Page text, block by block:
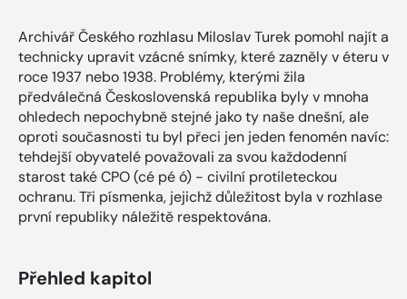
Archivář Českého rozhlasu Miloslav Turek pomohl najít a
technicky upravit vzácné snímky, které zazněly v éteru v
roce 1937 nebo 1938. Problémy, kterými žila
předválečná Československá republika byly v mnoha
ohledech nepochybně stejné jako ty naše dnešní, ale
oproti současnosti tu byl přeci jen jeden fenomén navíc:
tehdejší obyvatelé považovali za svou každodenní
starost také CPO (cé pé ó) - civilní protileteckou
ochranu. Tři písmenka, jejichž důležitost byla v rozhlase
první republiky náležitě respektována.
Přehled kapitol